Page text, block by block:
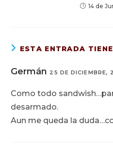
14 de
ESTA ENTRADA
Germán 25 DE DICIEMBRE,
Como todo
desarmado.
Aun me queda la